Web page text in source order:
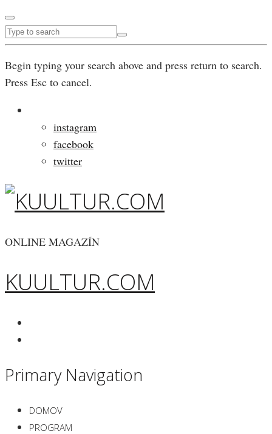
Begin typing your search above and press return to search.
Press Esc to cancel.
instagram
facebook
twitter
ONLINE MAGAZÍN
KUULTUR.COM
Primary Navigation
DOMOV
PROGRAM